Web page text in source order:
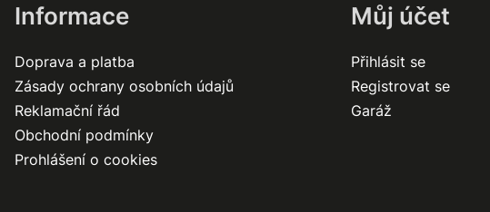
Informace
Doprava a platba
Zásady ochrany osobních údajů
Reklamační řád
Obchodní podmínky
Prohlášení o cookies
Můj účet
Přihlásit se
Registrovat se
Garáž